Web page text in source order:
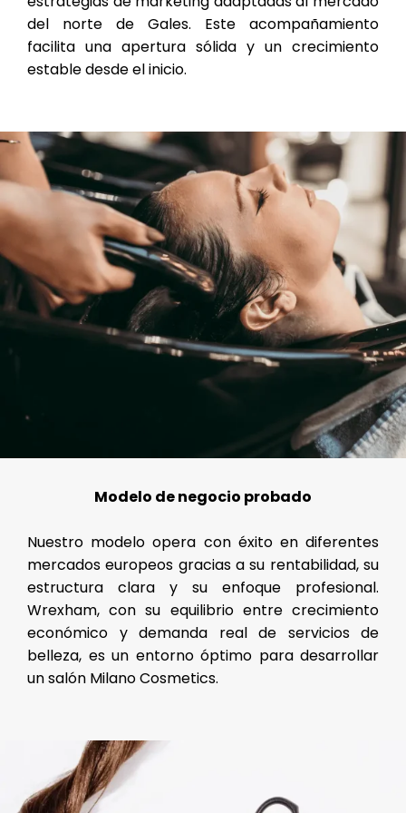
del norte de Gales. Este acompañamiento
facilita una apertura sólida y un crecimiento
estable desde el inicio.
Modelo de negocio probado
Nuestro modelo opera con éxito en diferentes
mercados europeos gracias a su rentabilidad, su
estructura clara y su enfoque profesional.
Wrexham, con su equilibrio entre crecimiento
económico y demanda real de servicios de
belleza, es un entorno óptimo para desarrollar
un salón Milano Cosmetics.